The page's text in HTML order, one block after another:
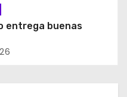
entrega buenas